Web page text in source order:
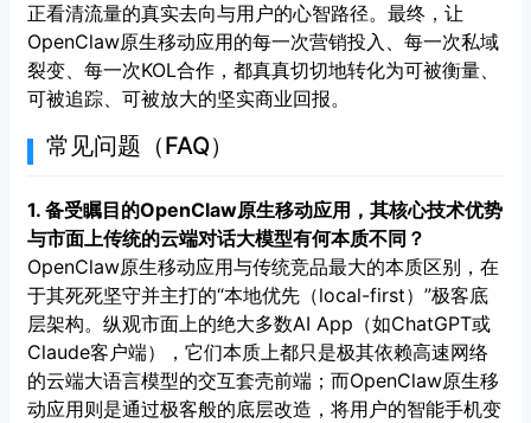
正看清流量的真实去向与用户的心智路径。最终，让
OpenClaw原生移动应用的每一次营销投入、每一次私域
裂变、每一次KOL合作，都真真切切地转化为可被衡量、
可被追踪、可被放大的坚实商业回报。
常见问题（FAQ）
1. 备受瞩目的OpenClaw原生移动应用，其核心技术优势
与市面上传统的云端对话大模型有何本质不同？
OpenClaw原生移动应用与传统竞品最大的本质区别，在
于其死死坚守并主打的“本地优先（local-first）”极客底
层架构。纵观市面上的绝大多数AI App（如ChatGPT或
Claude客户端），它们本质上都只是极其依赖高速网络
的云端大语言模型的交互套壳前端；而OpenClaw原生移
动应用则是通过极客般的底层改造，将用户的智能手机变